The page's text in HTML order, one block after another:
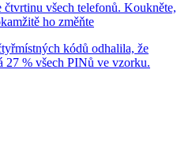
čtvrtinu všech telefonů. Koukněte,
ho změňte
kódů odhalila, že
% všech PINů ve vzorku.